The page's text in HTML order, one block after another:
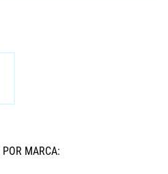
POR MARCA: